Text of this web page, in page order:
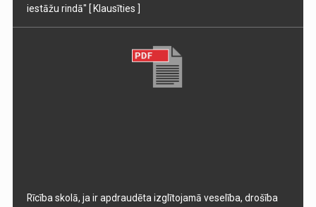
iestāžu rindā" [ Klausīties ]
Rīcība skolā, ja ir apdraudēta izglītojamā veselība, drošība